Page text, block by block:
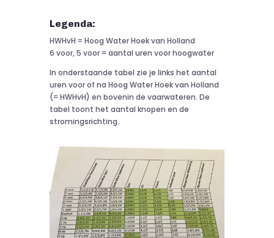
Legenda:
HWHvH = Hoog Water Hoek van Holland
6 voor, 5 voor = aantal uren voor hoogwater
In onderstaande tabel zie je links het aantal
uren voor of na Hoog Water Hoek van Holland
(= HWHvH) en bovenin de vaarwateren. De
tabel toont het aantal knopen en de
stromingsrichting.